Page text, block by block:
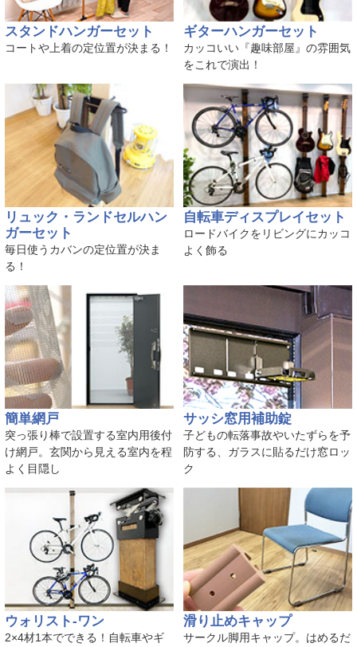
スタンドハンガーセット
コートや上着の定位置が決まる！
ギターハンガーセット
カッコいい『趣味部屋』の雰囲気
をこれで演出！
リュック・ランドセルハン
ガーセット
毎日使うカバンの定位置が決ま
る！
自転車ディスプレイセット
ロードバイクをリビングにカッコ
よく飾る
簡単網戸
突っ張り棒で設置する室内用後付
け網戸。玄関から見える室内を程
よく目隠し
サッシ窓用補助錠
子どもの転落事故やいたずらを予
防する、ガラスに貼るだけ窓ロッ
ク
ウォリスト-ワン
2×4材1本でできる！自転車やギ
滑り止めキャップ
サークル脚用キャップ。はめるだ